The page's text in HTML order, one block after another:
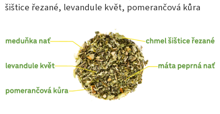
šištice řezané, levandule květ, pomerančová kůra